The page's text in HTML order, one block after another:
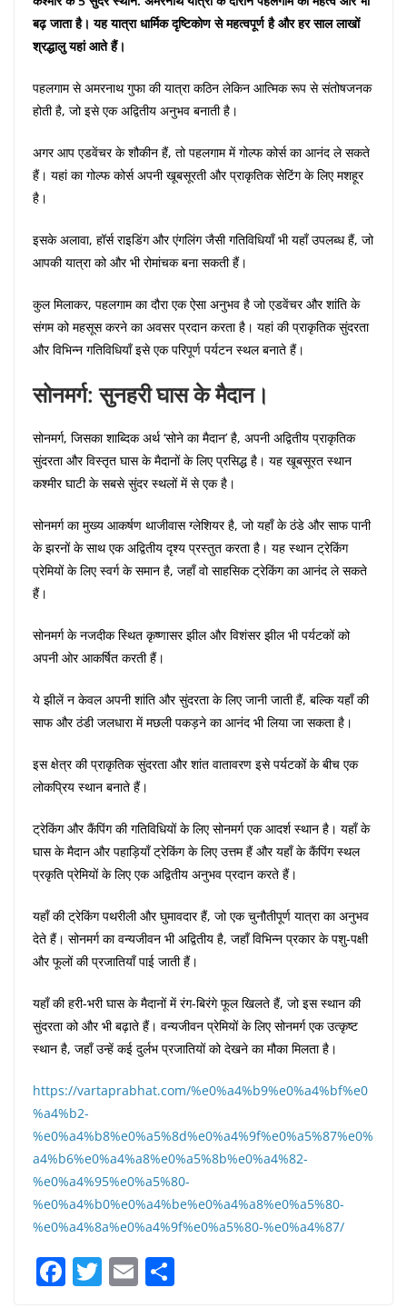
बढ़ जाता है। यह यात्रा धार्मिक दृष्टिकोण से महत्वपूर्ण है और हर साल लाखों
श्रद्धालु यहां आते हैं।
पहलगाम से अमरनाथ गुफा की यात्रा कठिन लेकिन आत्मिक रूप से संतोषजनक
होती है, जो इसे एक अद्वितीय अनुभव बनाती है।
अगर आप एडवेंचर के शौकीन हैं, तो पहलगाम में गोल्फ कोर्स का आनंद ले सकते
हैं। यहां का गोल्फ कोर्स अपनी खूबसूरती और प्राकृतिक सेटिंग के लिए मशहूर
है।
इसके अलावा, हॉर्स राइडिंग और एंगलिंग जैसी गतिविधियाँ भी यहाँ उपलब्ध हैं, जो
आपकी यात्रा को और भी रोमांचक बना सकती हैं।
कुल मिलाकर, पहलगाम का दौरा एक ऐसा अनुभव है जो एडवेंचर और शांति के
संगम को महसूस करने का अवसर प्रदान करता है। यहां की प्राकृतिक सुंदरता
और विभिन्न गतिविधियाँ इसे एक परिपूर्ण पर्यटन स्थल बनाते हैं।
सोनमर्ग: सुनहरी घास के मैदान।
सोनमर्ग, जिसका शाब्दिक अर्थ ‘सोने का मैदान’ है, अपनी अद्वितीय प्राकृतिक
सुंदरता और विस्तृत घास के मैदानों के लिए प्रसिद्ध है। यह खूबसूरत स्थान
कश्मीर घाटी के सबसे सुंदर स्थलों में से एक है।
सोनमर्ग का मुख्य आकर्षण थाजीवास ग्लेशियर है, जो यहाँ के ठंडे और साफ पानी
के झरनों के साथ एक अद्वितीय दृश्य प्रस्तुत करता है। यह स्थान ट्रेकिंग
प्रेमियों के लिए स्वर्ग के समान है, जहाँ वो साहसिक ट्रेकिंग का आनंद ले सकते
हैं।
सोनमर्ग के नजदीक स्थित कृष्णासर झील और विशंसर झील भी पर्यटकों को
अपनी ओर आकर्षित करती हैं।
ये झीलें न केवल अपनी शांति और सुंदरता के लिए जानी जाती हैं, बल्कि यहाँ की
साफ और ठंडी जलधारा में मछली पकड़ने का आनंद भी लिया जा सकता है।
इस क्षेत्र की प्राकृतिक सुंदरता और शांत वातावरण इसे पर्यटकों के बीच एक
लोकप्रिय स्थान बनाते हैं।
ट्रेकिंग और कैंपिंग की गतिविधियों के लिए सोनमर्ग एक आदर्श स्थान है। यहाँ के
घास के मैदान और पहाड़ियाँ ट्रेकिंग के लिए उत्तम हैं और यहाँ के कैंपिंग स्थल
प्रकृति प्रेमियों के लिए एक अद्वितीय अनुभव प्रदान करते हैं।
यहाँ की ट्रेकिंग पथरीली और घुमावदार हैं, जो एक चुनौतीपूर्ण यात्रा का अनुभव
देते हैं। सोनमर्ग का वन्यजीवन भी अद्वितीय है, जहाँ विभिन्न प्रकार के पशु-पक्षी
और फूलों की प्रजातियाँ पाई जाती हैं।
यहाँ की हरी-भरी घास के मैदानों में रंग-बिरंगे फूल खिलते हैं, जो इस स्थान की
सुंदरता को और भी बढ़ाते हैं। वन्यजीवन प्रेमियों के लिए सोनमर्ग एक उत्कृष्ट
स्थान है, जहाँ उन्हें कई दुर्लभ प्रजातियों को देखने का मौका मिलता है।
https://vartaprabhat.com/%e0%a4%b9%e0%a4%bf%e0
%a4%b2-
%e0%a4%b8%e0%a5%8d%e0%a4%9f%e0%a5%87%e0%
a4%b6%e0%a4%a8%e0%a5%8b%e0%a4%82-
%e0%a4%95%e0%a5%80-
%e0%a4%b0%e0%a4%be%e0%a4%a8%e0%a5%80-
%e0%a4%8a%e0%a4%9f%e0%a5%80-%e0%a4%87/
F T E